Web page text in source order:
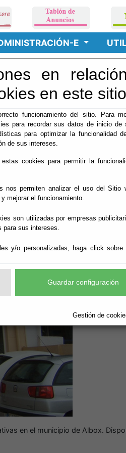
en
en este sitio
funcionamiento del sitio. Para
para recordar sus datos de inicio de
para optimizar la funcionalidad
de sus intereses.
cookies para permitir la
nos permiten analizar el uso del Sitio
mejorar el funcionamiento.
son utilizadas por empresas
para sus intereses.
y/o personalizadas, haga click sobre
Guardar configuración
Gestión de
E
en el municipio de Albox.